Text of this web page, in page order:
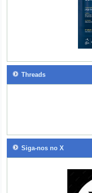
Threads
Siga-nos no X